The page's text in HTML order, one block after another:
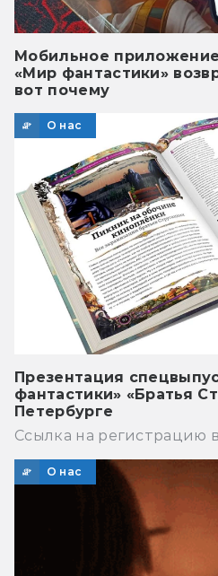
Мобильное
«Мир фантастики»
вот почему
О нас
Презентация спецвыпуска «Мира
фантастики» «Братья
Петербурге
Ссылка на регистрацию
О нас